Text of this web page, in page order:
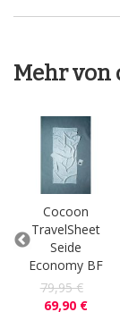
Mehr von
Cocoon
TravelSheet
Seide
Economy BF
79,95 €
69,90 €